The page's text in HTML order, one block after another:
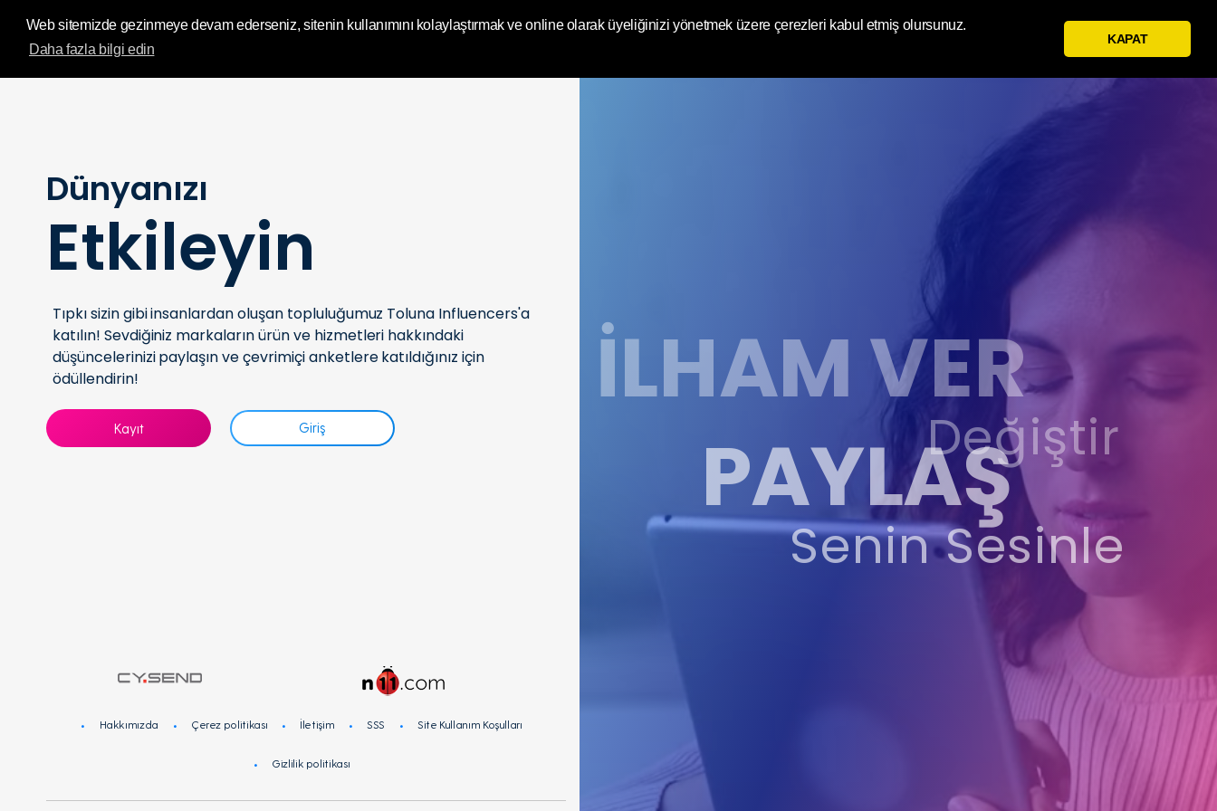
Web sitemizde gezinmeye devam ederseniz, sitenin kullanımını kolaylaştırmak ve online olarak üyeliğinizi yönetmek üzere çerezleri kabul etmiş olursunuz.
Daha fazla bilgi edin
KAPAT
IMPL Home Public Video
Dünyanızı
Etkileyin
Tıpkı sizin gibi insanlardan oluşan topluluğumuz Toluna Influencers'a
katılın! Sevdiğiniz markaların ürün ve hizmetleri hakkındaki
düşüncelerinizi paylaşın ve çevrimiçi anketlere katıldığınız için
ödüllendirin!
Kayıt Giriş
Hakkımızda Çerez politikası İletişim SSS Site Kullanım Koşulları
Gizlilik politikası
PAYLAŞ
Senin Sesinle
İLHAM VER
Değiştir